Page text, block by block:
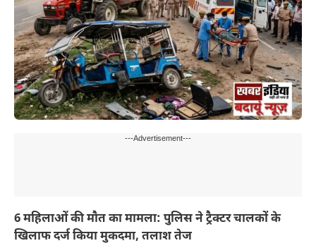
---Advertisement---
6 महिलाओं की मौत का मामला: पुलिस ने ट्रैक्टर चालकों के
खिलाफ दर्ज किया मुकदमा, तलाश तेज